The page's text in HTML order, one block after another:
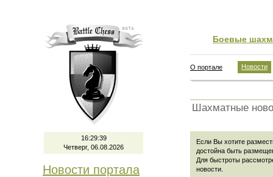
16:29:40
Четверг, 06.08.2026
Новости портала
Боевые
О портале Новости
Шахматные
Если Вы хотите
достойна быть
Для быстроты
новости